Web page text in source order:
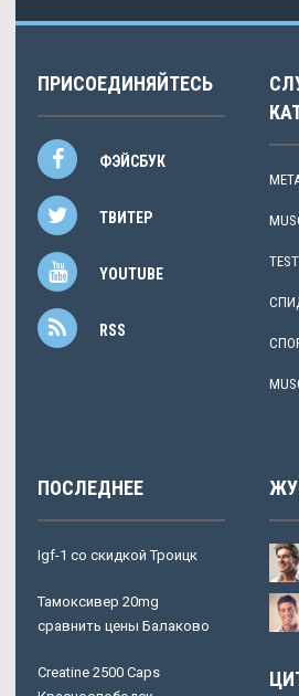
ПРИСОЕДИНЯЙТЕСЬ
ФЭЙСБУК
ТВИТЕР
YOUTUBE
RSS
ПОСЛЕДНЕЕ
Igf-1 со скидкой Троицк
Тамоксивер 20mg
сравнить цены Балаково
Creatine 2500 Caps